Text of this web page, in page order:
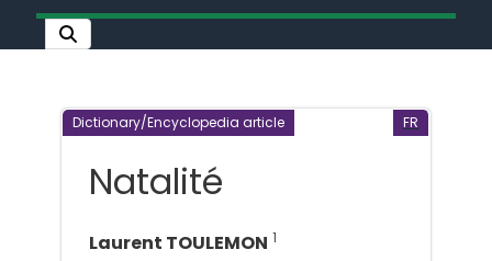
Dictionary/Encyclopedia article FR
Natalité
Laurent TOULEMON 1